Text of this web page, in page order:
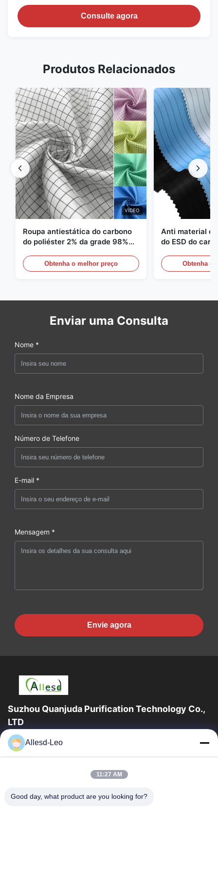
Consulte agora
Produtos Relacionados
VIDEO
Roupa antiestática do carbono
do poliéster 2% da grade 98%
Obtenha o melhor preço
Anti material
do ESD do
Obtenha o
Enviar uma Consulta
Nome *
Nome da Empresa
Número de Telefone
E-mail *
Mensagem *
Envie agora
Suzhou Quanjuda Purification Technology Co.,
LTD
a experiência 16years, como um fabricante e um exportador
principais de ESD & produtos da sala de limpeza, nós
Casa
Produtos
Allesd-Leo
11:27 AM
Good day, what product are you looking for?